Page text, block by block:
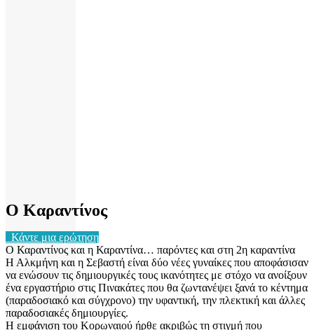
Ο Καραντίνος
Κάντε μια ερώτηση
Ο Καραντίνος και η Καραντίνα… παρόντες και στη 2η καραντίνα
Η Αλκμήνη και η Σεβαστή είναι δύο νέες γυναίκες που αποφάσισαν
να ενώσουν τις δημιουργικές τους ικανότητες με στόχο να ανοίξουν
ένα εργαστήριο στις Πινακάτες που θα ζωντανέψει ξανά το κέντημα
(παραδοσιακό και σύγχρονο) την υφαντική, την πλεκτική και άλλες
παραδοσιακές δημιουργίες.
Η εμφάνιση του Κορωναιού ήρθε ακριβώς τη στιγμή που